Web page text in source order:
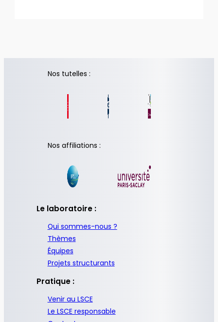
Nos tutelles :
Nos affiliations :
Le laboratoire :
Qui sommes-nous ?
Thèmes
Équipes
Projets structurants
Pratique :
Venir au LSCE
Le LSCE responsable